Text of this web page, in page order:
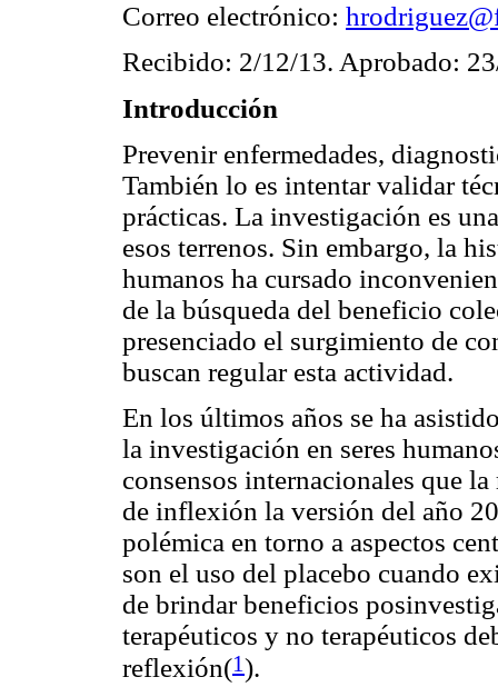
Correo electrónico:
Recibido: 2/12/13. Aprobado:
Introducción
Prevenir enfermedades,
También lo es intentar validar
prácticas. La investigación es
esos terrenos. Sin embargo, la
humanos ha cursado
de la búsqueda del beneficio
presenciado el surgimiento de
buscan regular esta actividad.
En los últimos años se ha
la investigación en seres
consensos internacionales que
de inflexión la versión del año
polémica en torno a aspectos
son el uso del placebo cuando
de brindar beneficios
terapéuticos y no terapéuticos
reflexión(1).